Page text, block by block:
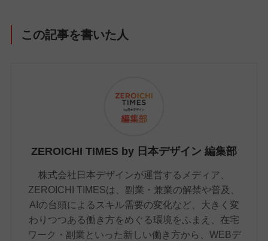
この記事を書いた人
ZEROICHI TIMES by 日本デザイン 編集部
株式会社日本デザインが運営するメディア、
ZEROICHI TIMESは、副業・兼業の解禁や普及、
AIの台頭によるスキル需要の変化など、大きく変
わりつつある働き方をめぐる環境をふまえ、在宅
ワーク・副業といった新しい働き方から、WEBデ